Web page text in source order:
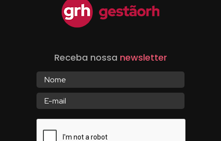
Receba nossa newsletter